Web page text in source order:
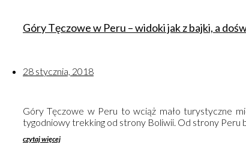
Góry Tęczowe w Peru – widoki jak z bajki, a
28 stycznia, 2018
Góry Tęczowe w Peru to wciąż mało turystyczne
tygodniowy trekking od strony Boliwii. Od strony Peru
czytaj więcej